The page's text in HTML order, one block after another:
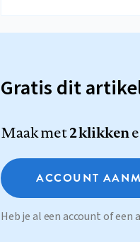
Gratis dit
Maak met2 klikken
ACCOUNT
Heb je al een account of een